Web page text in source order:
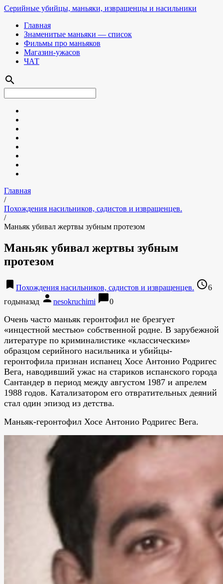
Серийные убийцы, маньяки, извращенцы и насильники
Главная
Знаменитые маньяки — список
Фильмы про маньяков
Магазин-ужасов
ЧАТ
search
Главная
/
Похождения насильников, садистов и извращенцев.
/
Маньяк убивал жертвы зубным протезом
Маньяк убивал жертвы зубным
протезом
bookmark Похождения насильников, садистов и извращенцев. access_time6
годыназад person nesokruchimi chat_bubble0
Очень часто маньяк геронтофил не брезгует
«инцестной местью» собственной родне. В зарубежной
литературе по криминалистике «классическим»
образцом серийного насильника и убийцы-
геронтофила признан испанец Хосе Антонио Родригес
Вега, наводивший ужас на стариков испанского города
Сантандер в период между августом 1987 и апрелем
1988 годов. Катализатором его отвратительных деяний
стал один эпизод из детства.
Маньяк-геронтофил Хосе Антонио Родригес Вега.